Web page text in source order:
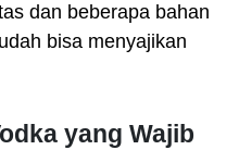
dan beberapa bahan
bisa menyajikan
yang Wajib